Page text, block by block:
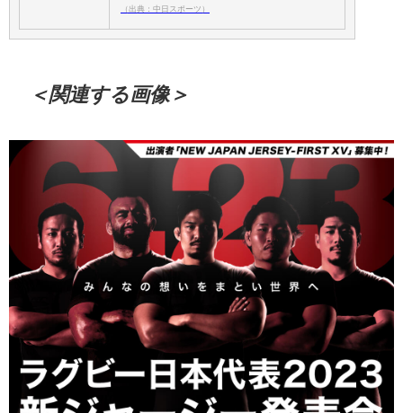
（出典：中日スポーツ）
＜関連する画像＞